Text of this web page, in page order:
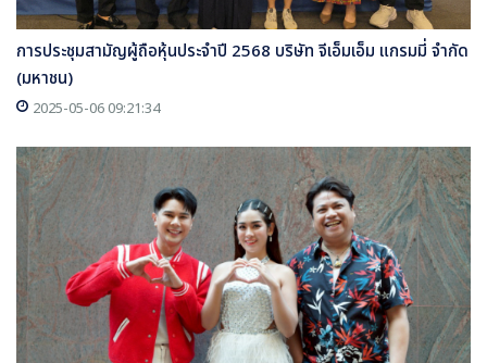
การประชุมสามัญผู้ถือหุ้นประจำปี 2568 บริษัท จีเอ็มเอ็ม แกรมมี่ จำกัด
(มหาชน)
2025-05-06 09:21:34